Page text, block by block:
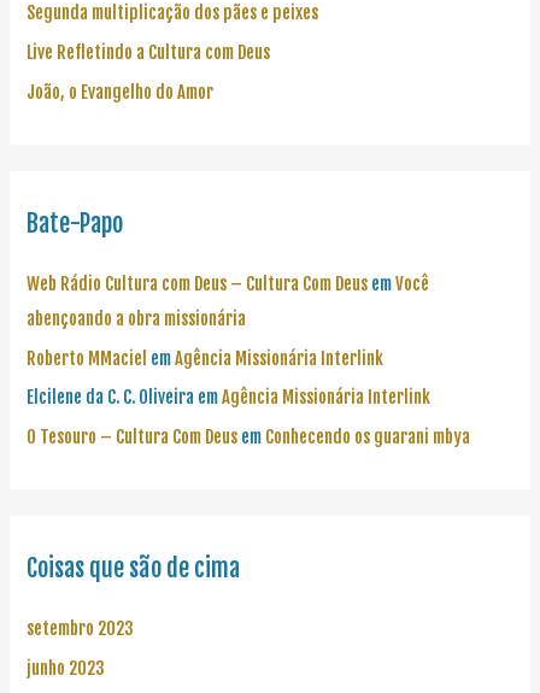
Segunda multiplicação dos pães e peixes
Live Refletindo a Cultura com Deus
João, o Evangelho do Amor
Bate-Papo
Web Rádio Cultura com Deus – Cultura Com Deus emVocê
abençoando a obra missionária
Roberto MMaciel emAgência Missionária Interlink
Elcilene da C. C. Oliveira emAgência Missionária Interlink
O Tesouro – Cultura Com Deus em Conhecendo os guarani mbya
Coisas que são de cima
setembro 2023
junho 2023